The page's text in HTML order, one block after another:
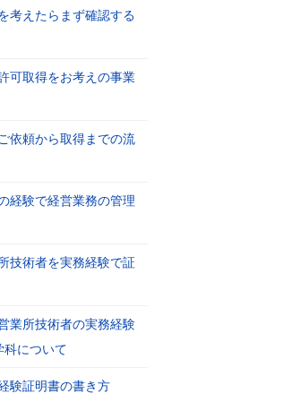
考えたらまず確認する
可取得をお考えの事業
依頼から取得までの流
経験で経営業務の管理
技術者を実務経験で証
業所技術者の実務経験
科について
験証明書の書き方